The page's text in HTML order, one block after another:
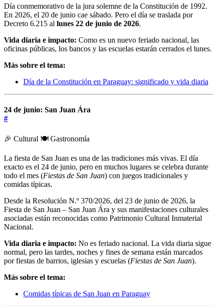
Día conmemorativo de la jura solemne de la Constitución de 1992.
En 2026, el 20 de junio cae sábado. Pero el día se traslada por
Decreto 6.215 al lunes 22 de junio de 2026.
Vida diaria e impacto: Como es un nuevo feriado nacional, las
oficinas públicas, los bancos y las escuelas estarán cerrados el lunes.
Más sobre el tema:
Día de la Constitución en Paraguay: significado y vida diaria
24 de junio: San Juan Ára
#
🎉 Cultural 🍽️ Gastronomía
La fiesta de San Juan es una de las tradiciones más vivas. El día
exacto es el 24 de junio, pero en muchos lugares se celebra durante
todo el mes (Fiestas de San Juan) con juegos tradicionales y
comidas típicas.
Desde la Resolución N.º 370/2026, del 23 de junio de 2026, la
Fiesta de San Juan – San Juan Ára y sus manifestaciones culturales
asociadas están reconocidas como Patrimonio Cultural Inmaterial
Nacional.
Vida diaria e impacto: No es feriado nacional. La vida diaria sigue
normal, pero las tardes, noches y fines de semana están marcados
por fiestas de barrios, iglesias y escuelas (Fiestas de San Juan).
Más sobre el tema:
Comidas típicas de San Juan en Paraguay